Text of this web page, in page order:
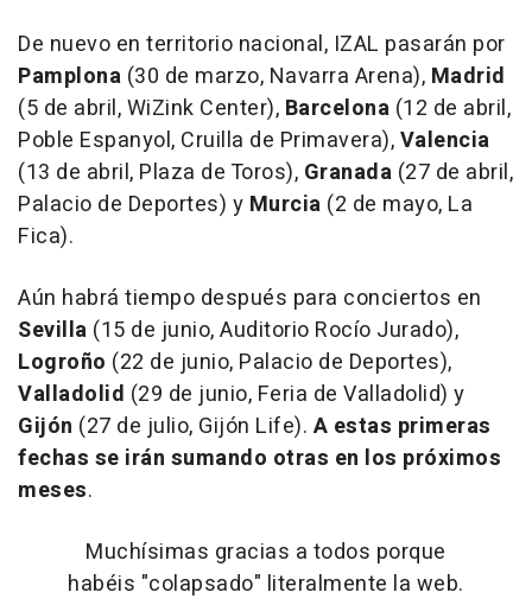
De nuevo en territorio nacional, IZAL pasarán por
Pamplona (30 de marzo, Navarra Arena), Madrid
(5 de abril, WiZink Center), Barcelona (12 de abril,
Poble Espanyol, Cruilla de Primavera),Valencia
(13 de abril, Plaza de Toros), Granada (27 de abril,
Palacio de Deportes) y Murcia (2 de mayo, La
Fica).
Aún habrá tiempo después para conciertos en
Sevilla (15 de junio, Auditorio Rocío Jurado),
Logroño (22 de junio, Palacio de Deportes),
Valladolid (29 de junio, Feria de Valladolid) y
Gijón (27 de julio, Gijón Life). A estas primeras
fechas se irán sumando otras en los próximos
meses.
Muchísimas gracias a todos porque
habéis "colapsado" literalmente la web.